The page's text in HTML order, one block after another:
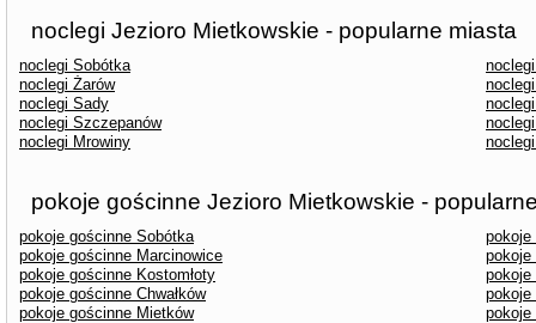
noclegi Jezioro Mietkowskie - popularne miasta
noclegi Sobótka
noclegi Żarów
noclegi Sady
noclegi Szczepanów
noclegi Mrowiny
pokoje gościnne Jezioro Mietkowskie -
pokoje gościnne Sobótka
pokoje
pokoje gościnne Marcinowice
pokoje
pokoje gościnne Kostomłoty
pokoje
pokoje gościnne Chwałków
pokoje
pokoje gościnne Mietków
pokoje